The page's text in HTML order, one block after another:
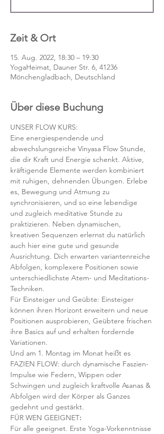
Zeit & Ort
15. Aug. 2022, 18:30 – 19:30
YogaHeimat, Dauner Str. 6, 41236
Mönchengladbach, Deutschland
Über diese Buchung
UNSER FLOW KURS:
Eine energiespendende und
abwechslungsreiche Vinyasa Flow Stunde,
die dir Kraft und Energie schenkt. Aktive,
kräftigende Elemente werden kombiniert
mit ruhigen, dehnenden Übungen. Erlebe
es, Bewegung und Atmung zu
synchronisieren, und so eine lebendige
und zugleich meditative Stunde zu
praktizieren. Neben dynamischen,
kreativen Sequenzen erlernst du natürlich
auch hier eine gute und gesunde
Ausrichtung. Dich erwarten variantenreiche
Abfolgen, komplexere Positionen sowie
unterschiedlichste Atem- und Meditations-
Techniken.
Für Einsteiger und Geübte: Einsteiger
können ihren Horizont erweitern und neue
Positionen ausprobieren, Geübtere frischen
ihre Basics auf und erhalten fordernde
Variationen.
Und am 1. Montag im Monat heißt es
FAZIEN FLOW: durch dynamische Faszien-
Impulse wie Federn, Wippen oder
Schwingen und zugleich kraftvolle Asanas &
Abfolgen wird der Körper als Ganzes
gedehnt und gestärkt.
FÜR WEN GEEIGNET:
Für alle geeignet. Erste Yoga-Vorkenntnisse